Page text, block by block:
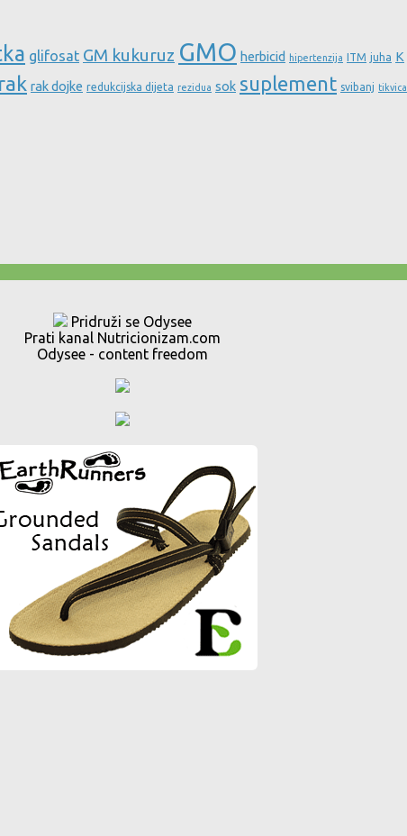
glifosat GM kukuruz GMO herbicid hipertenzija ITM juha K
rak rak dojke redukcijska dijeta rezidua sok suplement svibanj tikvica
Pridruži se Odysee
Prati kanal Nutricionizam.com
Odysee - content freedom